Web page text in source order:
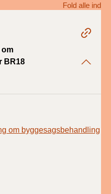
Fold alle ind
om
BR18
om byggesagsbehandling